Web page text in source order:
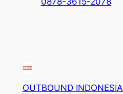
OUTBOUND INDONESIA